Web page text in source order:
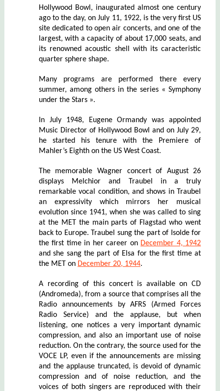
Hollywood Bowl, inaugurated almost one century
ago to the day, on July 11, 1922, is the very first US
site dedicated to open air concerts, and one of the
largest, with a capacity of about 17,000 seats, and
its renowned acoustic shell with its caracteristic
quarter sphere shape.
Many programs are performed there every
summer, among others in the series « Symphony
under the Stars ».
In July 1948, Eugene Ormandy was appointed
Music Director of Hollywood Bowl and on July 29,
he started his tenure with the Premiere of
Mahler’s Eighth on the US West Coast.
The memorable Wagner concert of August 26
displays Melchior and Traubel in a truly
remarkable vocal condition, and shows in Traubel
an expressivity which mirrors her musical
evolution since 1941, when she was called to sing
at the MET the main parts of Flagstad who went
back to Europe. Traubel sung the part of Isolde for
the first time in her career on December 4, 1942
and she sang the part of Elsa for the first time at
the MET on December 20, 1944.
A recording of this concert is available on CD
(Andromeda), from a source that comprises all the
Radio announcements by AFRS (Armed Forces
Radio Service) and the applause, but when
listening, one notices a very important dynamic
compression, and also an important use of noise
reduction. On the contrary, the source used for the
VOCE LP, even if the announcements are missing
and the applause truncated, is devoid of dynamic
compression and of noise reduction, and the
voices of both singers are reproduced with their